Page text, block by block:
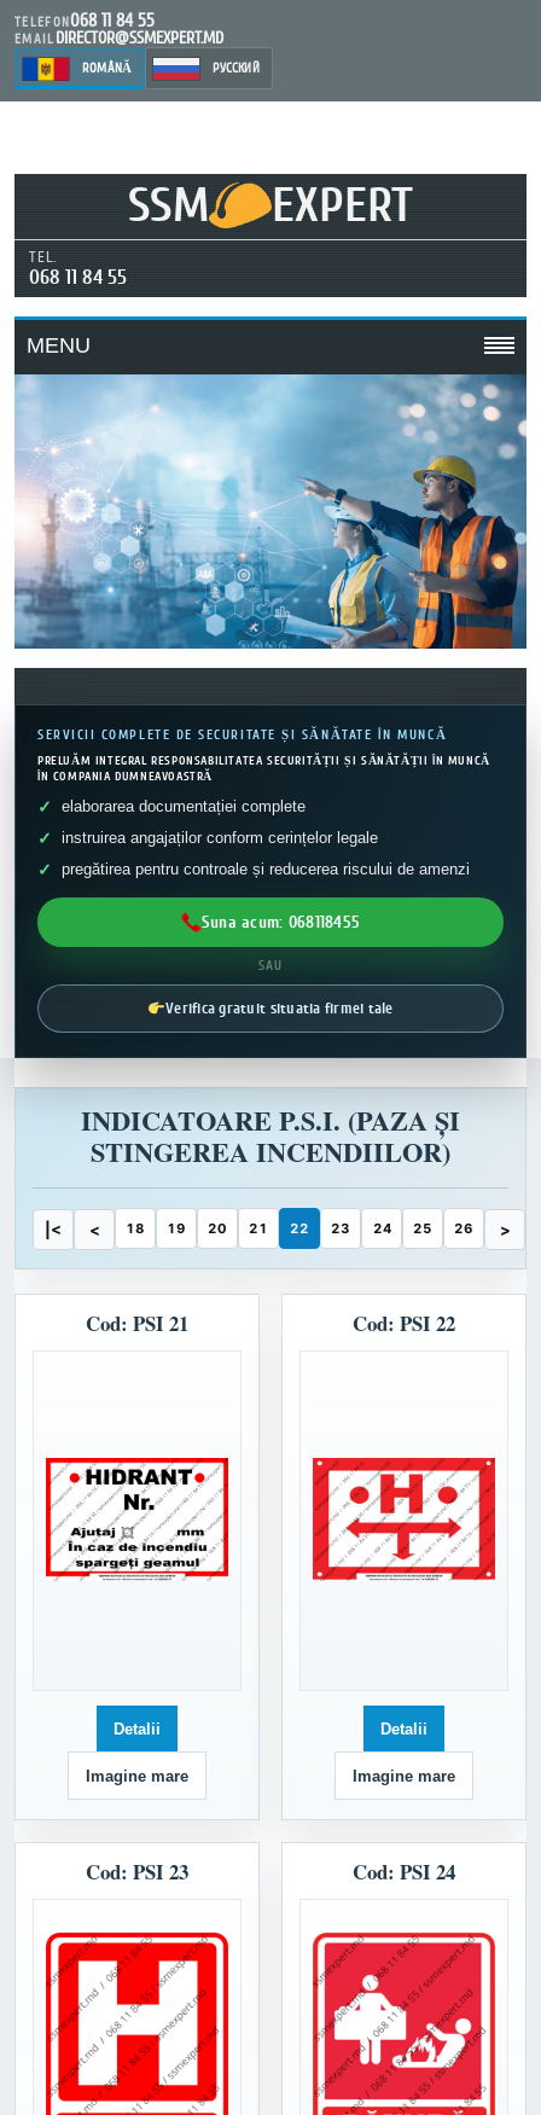
TELEFON068 11 84 55
EMAIL DIRECTOR@SSMEXPERT.MD
ROMÂNĂ РУССКИЙ
SSM EXPERT
TEL.
068 11 84 55
MENU
SERVICII COMPLETE DE SECURITATE ȘI SĂNĂTATE ÎN MUNCĂ
PRELUĂM INTEGRAL RESPONSABILITATEA SECURITĂȚII ȘI SĂNĂTĂȚII ÎN MUNCĂ
ÎN COMPANIA DUMNEAVOASTRĂ
elaborarea documentației complete
instruirea angajaților conform cerințelor legale
pregătirea pentru controale și reducerea riscului de amenzi
Suna acum: 068118455
SAU
Verifica gratuit situatia firmei tale
INDICATOARE P.S.I. (PAZA ȘI
STINGEREA INCENDIILOR)
|< < 18 19 20 21 22 23 24 25 26 >
Cod: PSI 21
Detalii
Imagine mare
Cod: PSI 22
Detalii
Imagine mare
Cod: PSI 23 Cod: PSI 24